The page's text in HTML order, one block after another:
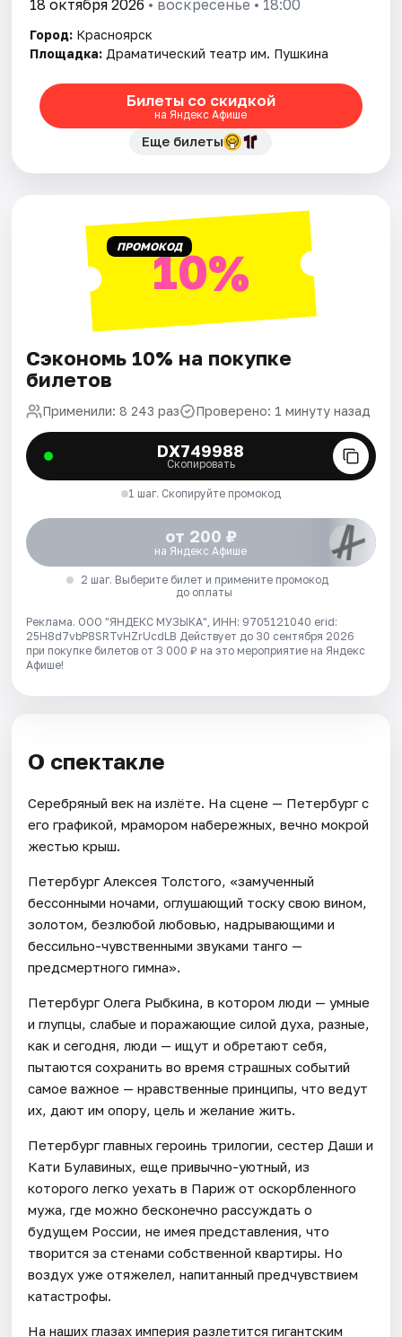
18 октября 2026 • воскресенье • 18:00
Город: Красноярск
Площадка: Драматический театр им. Пушкина
Билеты со скидкой
на Яндекс Афише
Еще билеты
ПРОМОКОД10%
Сэкономь 10% на покупке
билетов
Применили: 8 243 раз Проверено: 1 минуту назад
DX749988
Скопировать
1 шаг. Скопируйте промокод
от 200 ₽
на Яндекс Афише
2 шаг. Выберите билет и примените промокод
до оплаты
Реклама. ООО "ЯНДЕКС МУЗЫКА", ИНН: 9705121040 erid:
25H8d7vbP8SRTvHZrUcdLB Действует до 30 сентября 2026
при покупке билетов от 3 000 ₽ на это мероприятие на Яндекс
Афише!
О спектакле
Серебряный век на излёте. На сцене — Петербург с
его графикой, мрамором набережных, вечно мокрой
жестью крыш.
Петербург Алексея Толстого, «замученный
бессонными ночами, оглушающий тоску свою вином,
золотом, безлюбой любовью, надрывающими и
бессильно-чувственными звуками танго —
предсмертного гимна».
Петербург Олега Рыбкина, в котором люди — умные
и глупцы, слабые и поражающие силой духа, разные,
как и сегодня, люди — ищут и обретают себя,
пытаются сохранить во время страшных событий
самое важное — нравственные принципы, что ведут
их, дают им опору, цель и желание жить.
Петербург главных героинь трилогии, сестер Даши и
Кати Булавиных, еще привычно-уютный, из
которого легко уехать в Париж от оскорбленного
мужа, где можно бесконечно рассуждать о
будущем России, не имея представления, что
творится за стенами собственной квартиры. Но
воздух уже отяжелел, напитанный предчувствием
катастрофы.
На наших глазах империя разлетится гигантским